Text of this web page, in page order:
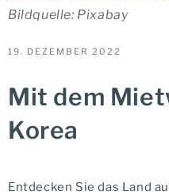
Bildquelle: Pixabay
VERÖFFENTLICHT
19. DEZEMBER 2022
Mit dem
Korea
Entdecken Sie das Land